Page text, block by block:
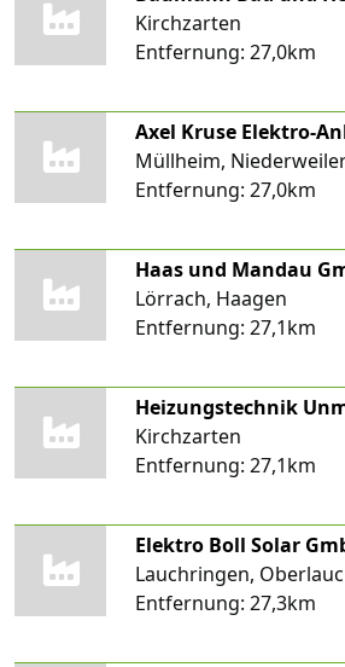
Kirchzarten
Entfernung: 27,0km
Axel Kruse Elektro-
Müllheim,
Entfernung: 27,0km
Haas und Mandau
Lörrach, Haagen
Entfernung: 27,1km
Heizungstechnik
Kirchzarten
Entfernung: 27,1km
Elektro Boll Solar
Lauchringen,
Entfernung: 27,3km